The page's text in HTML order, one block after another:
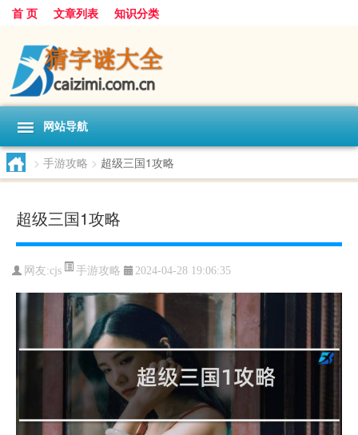
首 页 文章列表 知识分类
网站导航
> 手游攻略 > 超级三国1攻略
超级三国1攻略
网友:cjs 手游攻略 2024-04-28 19:06:35